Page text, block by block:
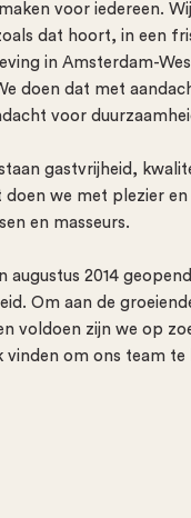
voor iedereen.
dat hoort, in een
in Amsterdam-
doen dat met
voor
gastvrijheid,
we met plezier en
en masseurs.
augustus 2014
Om aan de
voldoen zijn we op
vinden om ons team te